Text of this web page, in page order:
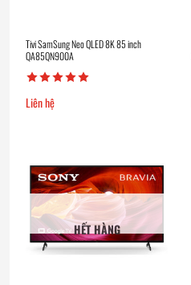
Tivi SamSung Neo QLED 8K 85 inch
QA85QN900A
Liên hệ
HẾT HÀNG